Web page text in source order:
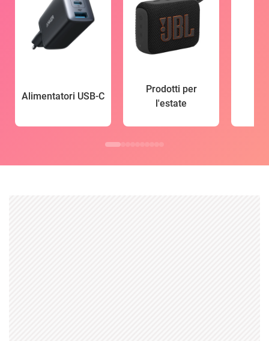
Alimentatori USB-C
Prodotti per
l'estate